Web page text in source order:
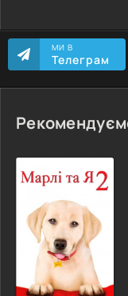
МИ В
Телеграм